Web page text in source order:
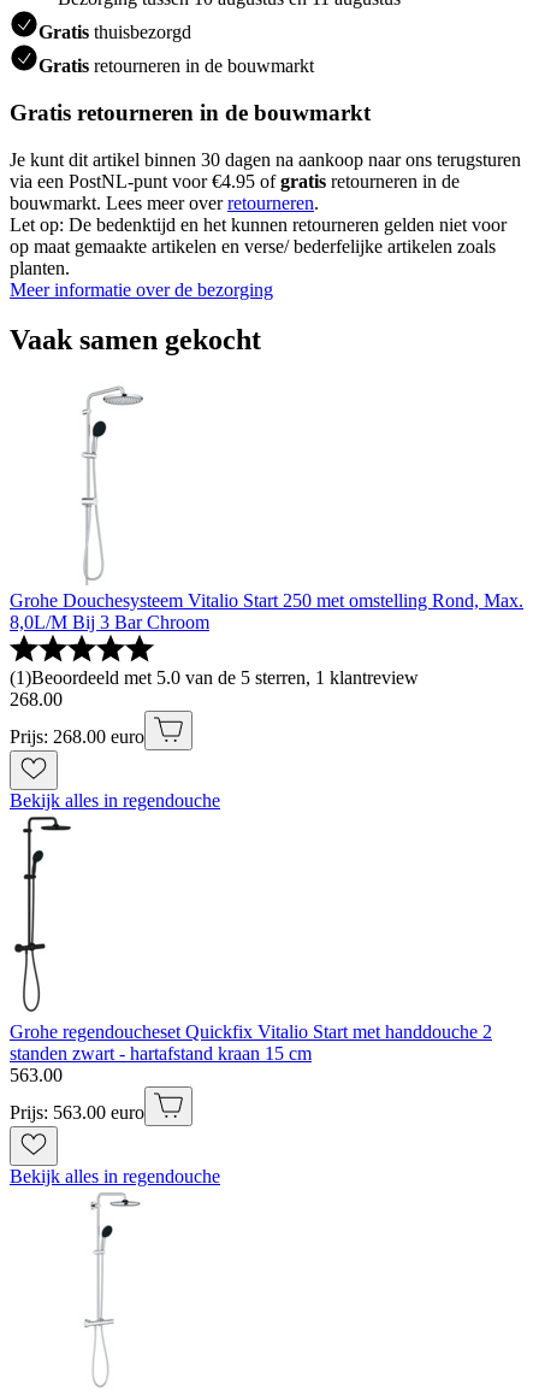
Gratis thuisbezorgd
Gratis retourneren in de bouwmarkt
Gratis retourneren in de bouwmarkt
Je kunt dit artikel binnen 30 dagen na aankoop naar ons terugsturen
via een PostNL-punt voor €4.95 ofgratis retourneren in de
bouwmarkt. Lees meer overretourneren.
Let op: De bedenktijd en het kunnen retourneren gelden niet voor
op maat gemaakte artikelen en verse/ bederfelijke artikelen zoals
planten.
Meer informatie over de bezorging
Vaak samen gekocht
Grohe Douchesysteem Vitalio Start 250 met omstelling Rond, Max.
8,0L/M Bij 3 Bar Chroom
(1)Beoordeeld met 5.0 van de 5 sterren, 1 klantreview
268.00
Prijs: 268.00 euro
Bekijk alles in regendouche
Grohe regendoucheset Quickfix Vitalio Start met handdouche 2
standen zwart - hartafstand kraan 15 cm
563.00
Prijs: 563.00 euro
Bekijk alles in regendouche